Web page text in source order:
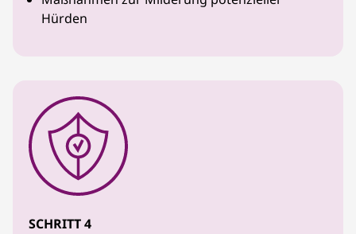
Hürden
SCHRITT 4